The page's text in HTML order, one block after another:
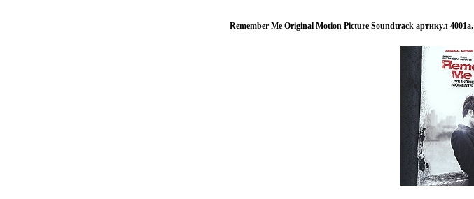
Remember Me Original Motion Picture Soundtrack артикул 4001a.